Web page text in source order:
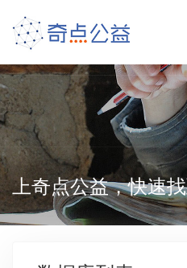
上奇点公益，快速